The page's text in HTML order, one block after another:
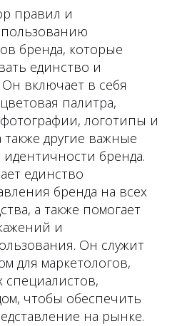
правил и
бренда, которые
единство и
Он включает в себя
палитра,
логотипы и
другие важные
бренда.
единство
бренда на всех
а также помогает
и
Он служит
для маркетологов,
специалистов,
чтобы обеспечить
на рынке.